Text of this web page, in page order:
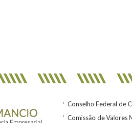
Conselho Federal de
Comissão de Valores